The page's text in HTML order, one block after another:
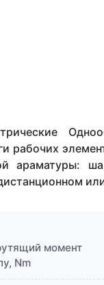
рабочих
араматуры:
момент
Nm